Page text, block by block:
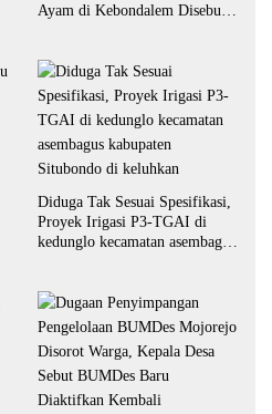
Ayam di Kebondalem Disebut
Diduga Tak Sesuai Spesifikasi,
Proyek Irigasi P3-TGAI di
kedunglo kecamatan asembagus